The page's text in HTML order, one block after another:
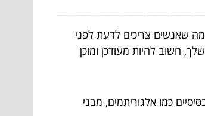
שאנשים צריכים לדעת לפני
חשוב להיות מעודכן ומוכן
כמו אלגוריתמים, מבני